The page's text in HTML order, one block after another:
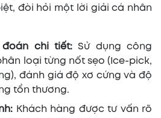
đòi hỏi một lời giải cá nhân
đoán chi tiết:Sử dụng công
loại từng nốt sẹo (Ice-pick,
đánh giá độ xơ cứng và độ
tổn thương.
Khách hàng được tư vấn rõ